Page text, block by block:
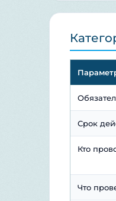
Срок
Кто
Что